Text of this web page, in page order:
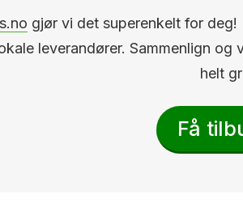
gjør vi det superenkelt for
leverandører. Sammenlign
helt
Få